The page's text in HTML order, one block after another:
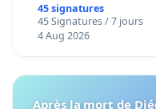
45 signatures
45 Signatures / 7 jours
4 Aug 2026
Après la mort de